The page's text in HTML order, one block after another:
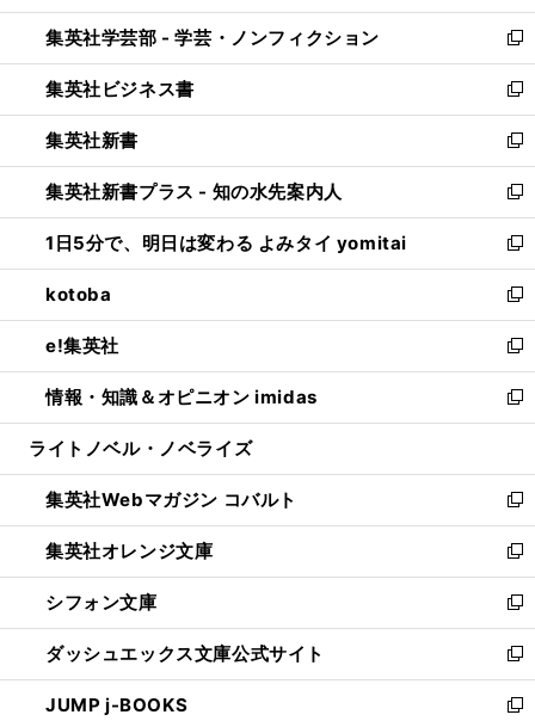
開
く
ウ
で
開
く
ン
ド
ウ
で
開
く
ウ
ィ
ン
ド
ウ
で
開
く
集英社学芸部 - 学芸・ノンフィクション
新
し
い
ウ
ィ
ン
ド
ウ
で
開
く
集英社ビジネス書
新
し
い
ウ
ィ
ン
ド
ウ
で
開
く
集英社新書
新
し
い
ウ
ィ
ン
ド
ウ
で
開
く
集英社新書プラス - 知の水先案内人
新
し
い
ウ
ィ
ン
ド
ウ
で
開
1日5分で、明日は変わる よみタイ yomitai
新
し
い
ウ
ィ
ン
ド
ウ
開
く
kotoba
新
し
い
ウ
ィ
ン
ウ
で
開
く
e!集英社
新
し
い
ウ
ン
ド
ウ
で
開
く
情報・知識＆オピニオン imidas
新
し
ウ
ィ
ン
ド
ウ
で
開
く
ライトノベル・ノベライズ
集英社Webマガジン コバルト
新
し
い
ウ
ィ
ン
ド
ウ
で
集英社オレンジ文庫
新
し
い
ウ
ィ
ン
ド
シフォン文庫
新
し
い
ウ
ィ
ダッシュエックス文庫公式サイト
新
し
い
JUMP j-BOOKS
新